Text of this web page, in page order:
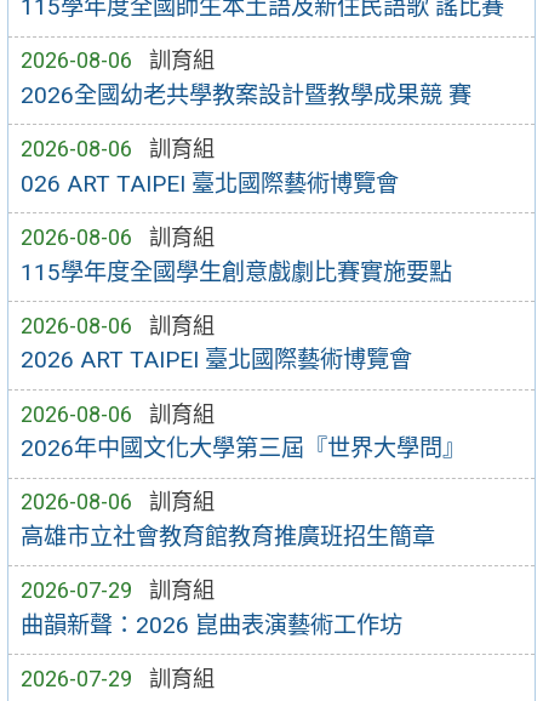
115學年度全國師生本土語及新住民語歌 謠比賽
2026-08-06 訓育組
2026全國幼老共學教案設計暨教學成果競 賽
2026-08-06 訓育組
026 ART TAIPEI 臺北國際藝術博覽會
2026-08-06 訓育組
115學年度全國學生創意戲劇比賽實施要點
2026-08-06 訓育組
2026 ART TAIPEI 臺北國際藝術博覽會
2026-08-06 訓育組
2026年中國文化大學第三屆『世界大學問』
2026-08-06 訓育組
高雄市立社會教育館教育推廣班招生簡章
2026-07-29 訓育組
曲韻新聲：2026 崑曲表演藝術工作坊
2026-07-29 訓育組